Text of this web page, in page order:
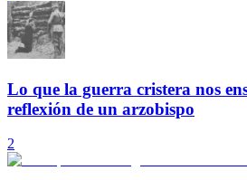
Lo que la guerra cristera nos
reflexión de un arzobispo
2